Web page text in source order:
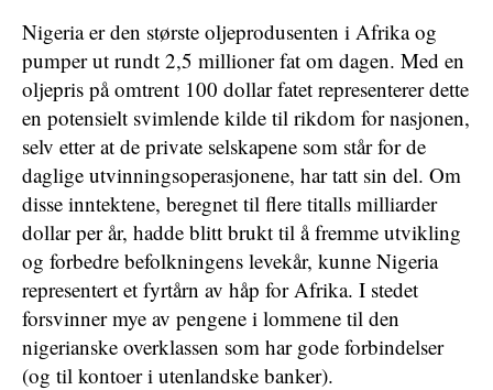
Nigeria er den største oljeprodusenten i Afrika og
pumper ut rundt 2,5 millioner fat om dagen. Med en
oljepris på omtrent 100 dollar fatet representerer dette
en potensielt svimlende kilde til rikdom for nasjonen,
selv etter at de private selskapene som står for de
daglige utvinningsoperasjonene, har tatt sin del. Om
disse inntektene, beregnet til flere titalls milliarder
dollar per år, hadde blitt brukt til å fremme utvikling
og forbedre befolkningens levekår, kunne Nigeria
representert et fyrtårn av håp for Afrika. I stedet
forsvinner mye av pengene i lommene til den
nigerianske overklassen som har gode forbindelser
(og til kontoer i utenlandske banker).